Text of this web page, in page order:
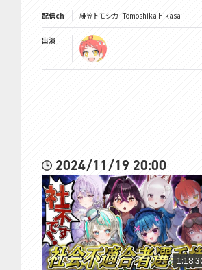
配信ch 緋笠トモシカ - Tomoshika Hikasa -
出演
2024/11/19 20:00